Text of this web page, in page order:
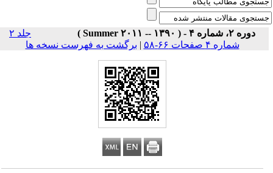
دوره ۲، شماره ۴ - ( Summer ۲۰۱۱ -- ۱۳۹۰ )
جلد ۲
شماره ۴ صفحات ۶۶-۵۸
|برگشت به فهرست نسخه ها